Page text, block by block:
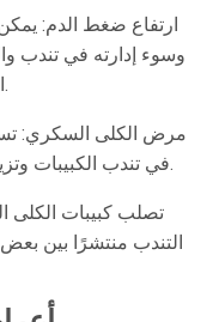
ارتفاع ضغط الدم:
وسوء إدارته في تندب
الكلى دور الكلى في تنظيم ضغط الدم.
مرض الكلى السكري:
في تندب الكبيبات وتزيد من معدل تدفق الدم عبر النفرونات.
تصلب كبيبات الكلى
التندب منتشرًا بين